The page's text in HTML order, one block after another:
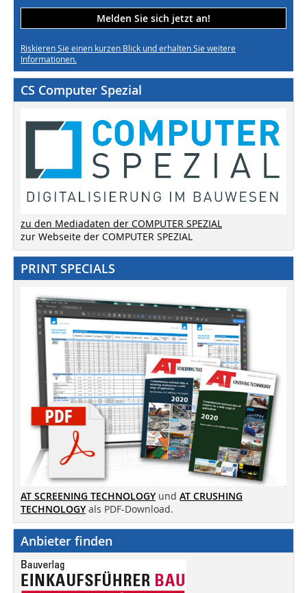
Melden Sie sich jetzt an!
Riskieren Sie einen kurzen Blick und erhalten Sie weitere
Informationen.
CS Computer Spezial
zu den Mediadaten der COMPUTER SPEZIAL
zur Webseite der COMPUTER SPEZIAL
PRINT SPECIALS
AT SCREENING TECHNOLOGY und AT CRUSHING
TECHNOLOGY als PDF-Download.
Anbieter finden